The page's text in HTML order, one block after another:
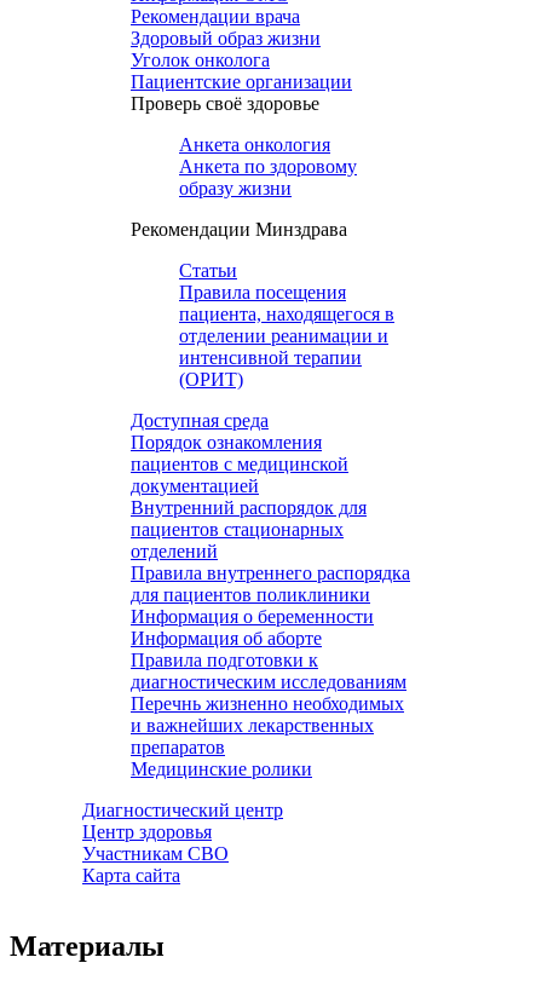
Рекомендации врача
Здоровый образ жизни
Уголок онколога
Пациентские организации
Проверь своё здоровье
Анкета онкология
Анкета по здоровому
образу жизни
Рекомендации Минздрава
Статьи
Правила посещения
пациента, находящегося в
отделении реанимации и
интенсивной терапии
(ОРИТ)
Доступная среда
Порядок ознакомления
пациентов с медицинской
документацией
Внутренний распорядок для
пациентов стационарных
отделений
Правила внутреннего распорядка
для пациентов поликлиники
Информация о беременности
Информация об аборте
Правила подготовки к
диагностическим исследованиям
Перечнь жизненно необходимых
и важнейших лекарственных
препаратов
Медицинские ролики
Диагностический центр
Центр здоровья
Участникам СВО
Карта сайта
Материалы